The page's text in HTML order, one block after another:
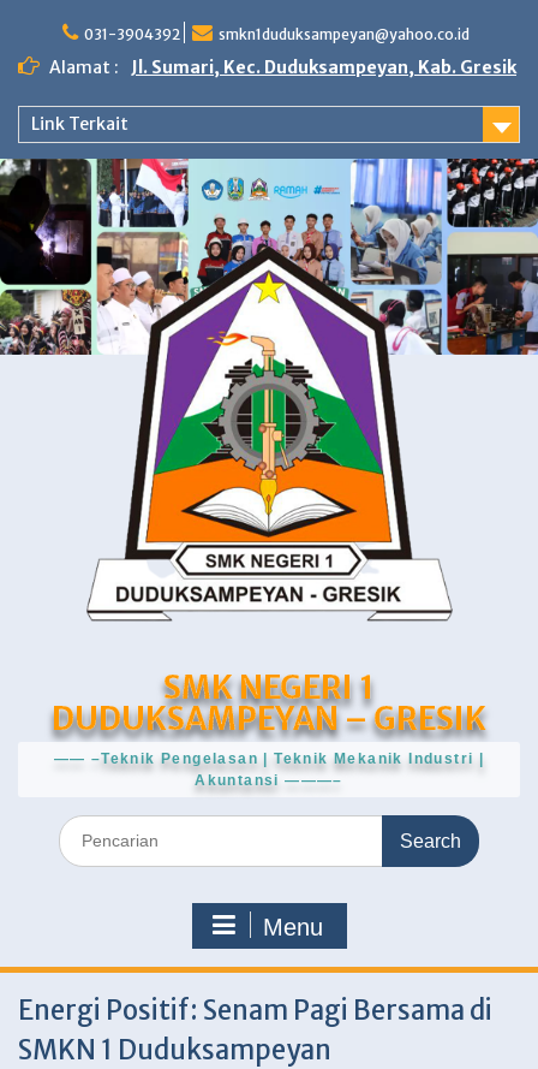
content
031-3904392 smkn1duduksampeyan@yahoo.co.id
Alamat : Jl. Sumari, Kec. Duduksampeyan, Kab. Gresik
Link Terkait
SMK NEGERI 1
DUDUKSAMPEYAN – GRESIK
—— –Teknik Pengelasan | Teknik Mekanik Industri |
Akuntansi ———–
Search
for:
Menu
Energi Positif: Senam Pagi Bersama di
SMKN 1 Duduksampeyan